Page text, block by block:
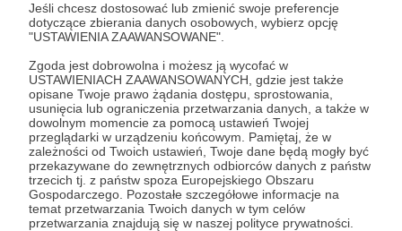
Jeśli chcesz dostosować lub zmienić swoje preferencje
dotyczące zbierania danych osobowych, wybierz opcję
"USTAWIENIA ZAAWANSOWANE".
Zgoda jest dobrowolna i możesz ją wycofać w
USTAWIENIACH ZAAWANSOWANYCH, gdzie jest także
opisane Twoje prawo żądania dostępu, sprostowania,
usunięcia lub ograniczenia przetwarzania danych, a także w
dowolnym momencie za pomocą ustawień Twojej
przeglądarki w urządzeniu końcowym. Pamiętaj, że w
zależności od Twoich ustawień, Twoje dane będą mogły być
przekazywane do zewnętrznych odbiorców danych z państw
trzecich tj. z państw spoza Europejskiego Obszaru
Gospodarczego. Pozostałe szczegółowe informacje na
temat przetwarzania Twoich danych w tym celów
przetwarzania znajdują się w naszej polityce prywatności.
Kategorie
O Patronite
Dodatkowe produkty
Pomoc
RegulaminPolityka prywatnościPatronite Commons